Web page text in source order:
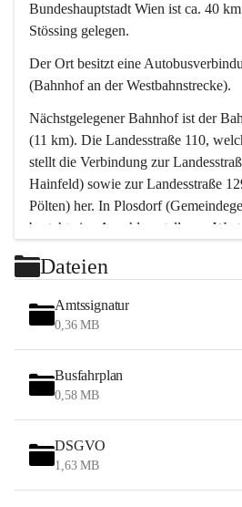
Bundeshauptstadt Wien ist ca. 40
Stössing gelegen.
Der Ort besitzt eine
(Bahnhof an der Westbahnstrecke).
Nächstgelegener Bahnhof ist der
(11 km). Die Landesstraße 110,
stellt die Verbindung zur
Hainfeld) sowie zur Landesstraße
Pölten) her. In Plosdorf
besteht eine Anschlussstelle zur
Wien erreicht man in ca. 45 Minuten.
Stössing zählt noch zum
zum Naherholungsraum St. Pölten.
„ihre Wiener“. Seit 1960 bauten
Wochenendhäuser im
waldreichen Jagdgebietes haben
Das Wandern ist aus touristischer
Tätigkeit. Das hügelige Gebiet mit
Wiesen, Wälder und Obstkulturen
Dateien
Amtssignatur
0,36 MB
Busfahrplan
0,58 MB
DSGVO
1,63 MB